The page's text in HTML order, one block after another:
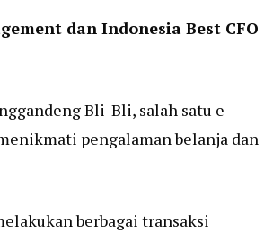
dan Indonesia Best CFO
Bli-Bli, salah satu e-
pengalaman belanja dan
berbagai transaksi